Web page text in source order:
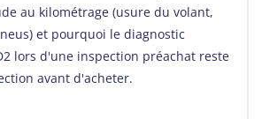
au kilométrage (usure du volant,
et pourquoi le diagnostic
lors d'une inspection préachat reste
avant d'acheter.